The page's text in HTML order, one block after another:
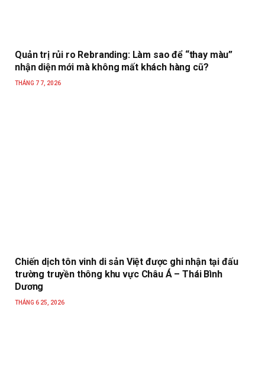
Quản trị rủi ro Rebranding: Làm sao để “thay màu”
nhận diện mới mà không mất khách hàng cũ?
THÁNG 7 7, 2026
Chiến dịch tôn vinh di sản Việt được ghi nhận tại đấu
trường truyền thông khu vực Châu Á – Thái Bình
Dương
THÁNG 6 25, 2026